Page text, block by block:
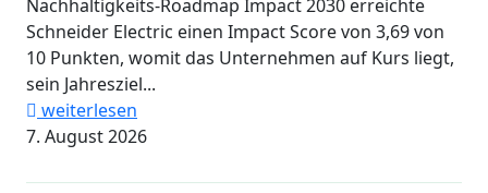
Nachhaltigkeits-Roadmap Impact 2030 erreichte
Schneider Electric einen Impact Score von 3,69 von
10 Punkten, womit das Unternehmen auf Kurs liegt,
sein Jahresziel...
weiterlesen
7. August 2026